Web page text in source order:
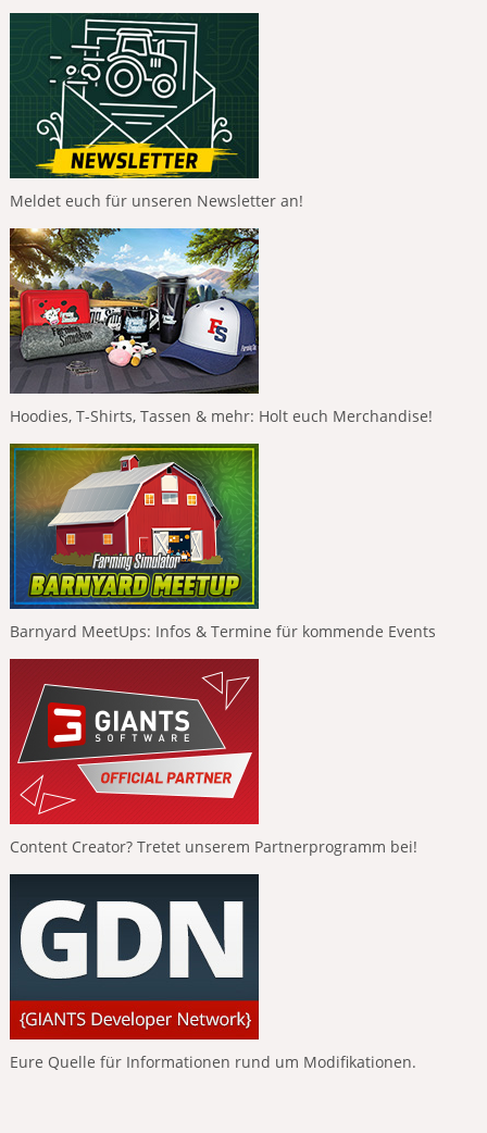
Meldet euch für unseren Newsletter an!
Hoodies, T-Shirts, Tassen & mehr: Holt euch Merchandise!
Barnyard MeetUps: Infos & Termine für kommende Events
Content Creator? Tretet unserem Partnerprogramm bei!
Eure Quelle für Informationen rund um Modifikationen.